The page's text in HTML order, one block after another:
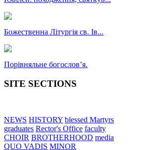
Божественна Літургія св. Ів...
Порівняльне богословʼя.
SITE SECTIONS
NEWS HISTORY blessed Martyrs
graduates Rector's Office faculty
CHOIR BROTHERHOOD media
QUO VADIS MINOR